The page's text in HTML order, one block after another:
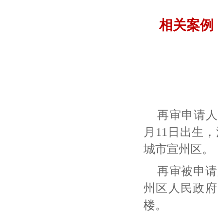
相关案例
再审申请
月11日出生
城市宣州区。
再审被申
州区人民政
楼。